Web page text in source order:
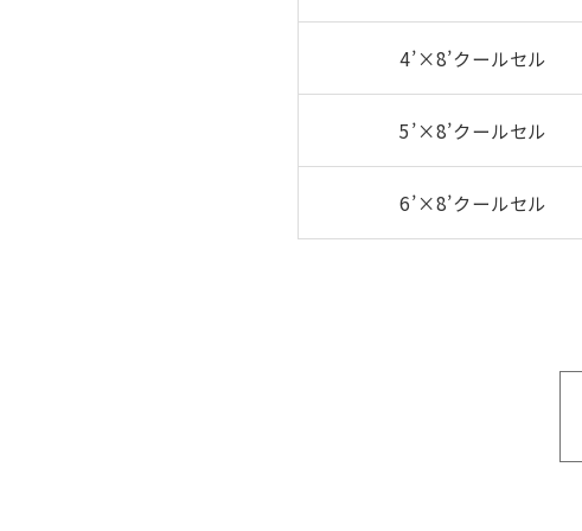
クールセル
4’×8’クールセル
5’×8’クールセル
6’×8’クールセル